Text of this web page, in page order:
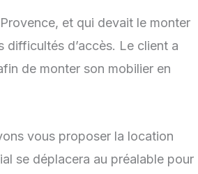
et qui devait le monter
difficultés d’accès. Le client a
de monter son mobilier en
vous proposer la location
se déplacera au préalable pour